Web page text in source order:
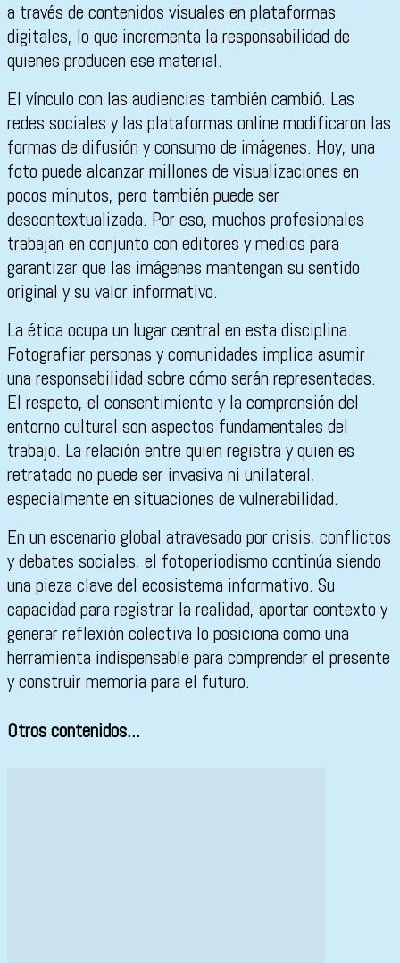
a través de contenidos visuales en plataformas
digitales, lo que incrementa la responsabilidad de
quienes producen ese material.
El vínculo con las audiencias también cambió. Las
redes sociales y las plataformas online modificaron las
formas de difusión y consumo de imágenes. Hoy, una
foto puede alcanzar millones de visualizaciones en
pocos minutos, pero también puede ser
descontextualizada. Por eso, muchos profesionales
trabajan en conjunto con editores y medios para
garantizar que las imágenes mantengan su sentido
original y su valor informativo.
La ética ocupa un lugar central en esta disciplina.
Fotografiar personas y comunidades implica asumir
una responsabilidad sobre cómo serán representadas.
El respeto, el consentimiento y la comprensión del
entorno cultural son aspectos fundamentales del
trabajo. La relación entre quien registra y quien es
retratado no puede ser invasiva ni unilateral,
especialmente en situaciones de vulnerabilidad.
En un escenario global atravesado por crisis, conflictos
y debates sociales, el fotoperiodismo continúa siendo
una pieza clave del ecosistema informativo. Su
capacidad para registrar la realidad, aportar contexto y
generar reflexión colectiva lo posiciona como una
herramienta indispensable para comprender el presente
y construir memoria para el futuro.
Otros contenidos...